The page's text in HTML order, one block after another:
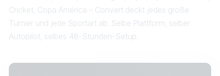
Cricket, Copa América – Convert deckt jedes große
Turnier und jede Sportart ab. Selbe Plattform, selber
Autopilot, selbes 48-Stunden-Setup.